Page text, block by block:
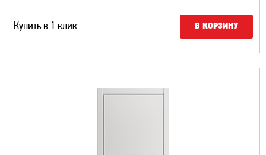
Купить в 1 клик В КОРЗИНУ